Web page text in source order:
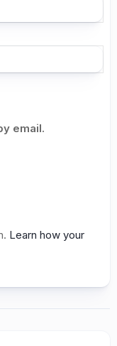
email.
Learn how your